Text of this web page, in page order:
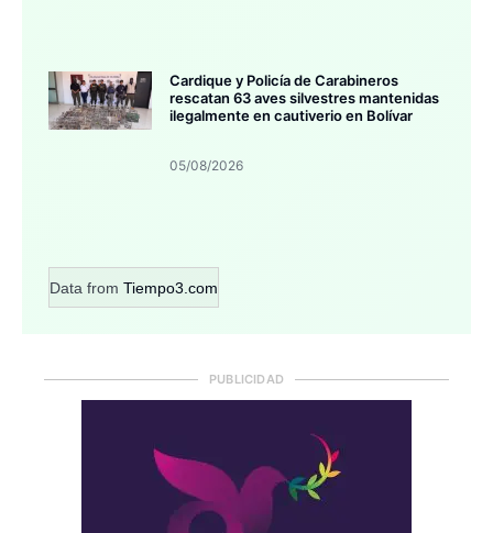
Cardique y Policía de Carabineros
rescatan 63 aves silvestres mantenidas
ilegalmente en cautiverio en Bolívar
05/08/2026
Data from Tiempo3.com
PUBLICIDAD